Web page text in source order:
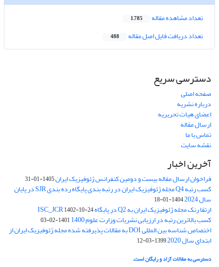
تعداد مشاهده مقاله 1,785
تعداد دریافت فایل اصل مقاله 488
دسترسی سریع
صفحه اصلی
درباره نشریه
اعضای هیات تحریریه
ارسال مقاله
تماس با ما
نقشه سایت
آخرین اخبار
فراخوان ارسال مقاله بیست و دومین کنفرانس ژئوفیزیک ایران1405-01-31
کسب رتبه Q4 مجله ژئوفیزیک ایران در رتبه بندی پایگاه رده بندی SJR در پایان
سال 2024 1404-01-18
ارتقا رنک مجله ژئوفیزیک ایران به Q2 در پایگاه ISC_JCR 1402-10-24
کسب بالاترین رتبه در ارزیابی نشریات وزارت علوم 1400 1401-02-03
اختصاص شناسه بین المللی DOI به مقالات پذیرفته شده مجله ژئوفیزیک ایران از
ابتدای سال 2020 1399-03-12
دسترسی به مقالات آزاد و رایگان است.